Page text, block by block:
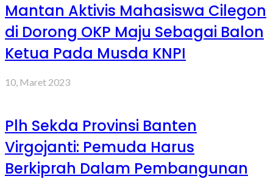
Mantan Aktivis Mahasiswa Cilegon
di Dorong OKP Maju Sebagai Balon
Ketua Pada Musda KNPI
10, Maret 2023
Plh Sekda Provinsi Banten
Virgojanti: Pemuda Harus
Berkiprah Dalam Pembangunan